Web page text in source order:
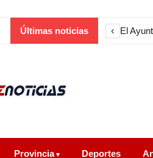
Últimas noticias ‹
Provincia Deportes